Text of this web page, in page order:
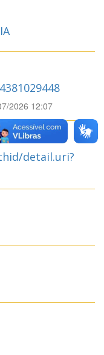
2026 12:07
detail.uri?